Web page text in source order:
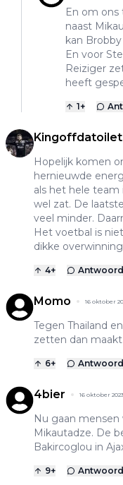
En om ons
naast
kan
En voor
Reiziger
heeft
1+
Kingoffdatoilet
Hopelijk komen
hernieuwde
als het hele team
wel zat. De
veel minder.
Het voetbal is
dikke
4+ Antwoord
Momo 16 oktober
Tegen Thailand
zetten dan
6+ Antwoord
4bier 16 oktober
Nu gaan
Mikautadze. De
Bakircoglou in
9+ Antwoord